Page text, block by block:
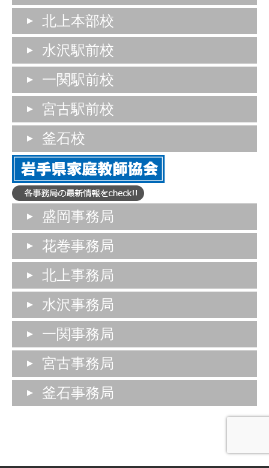
北上本部校
水沢駅前校
一関駅前校
宮古駅前校
釜石校
盛岡事務局
花巻事務局
北上事務局
水沢事務局
一関事務局
宮古事務局
釜石事務局